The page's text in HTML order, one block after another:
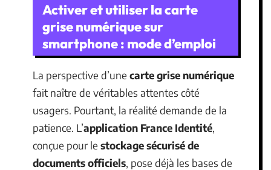
Activer et utiliser la carte
grise numérique sur
smartphone : mode d’emploi
La perspective d’une carte grise numérique
fait naître de véritables attentes côté
usagers. Pourtant, la réalité demande de la
patience. L’application France Identité,
conçue pour le stockage sécurisé de
documents officiels, pose déjà les bases de